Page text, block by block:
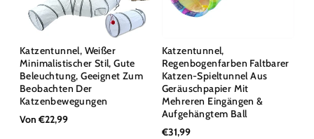
Katzentunnel, Weißer
Minimalistischer Stil, Gute
Beleuchtung, Geeignet Zum
Beobachten Der
Katzenbewegungen
Von €22,99
Katzentunnel,
Regenbogenfarben Faltbarer
Katzen-Spieltunnel Aus
Geräuschpapier Mit
Mehreren Eingängen &
Aufgehängtem Ball
€31,99